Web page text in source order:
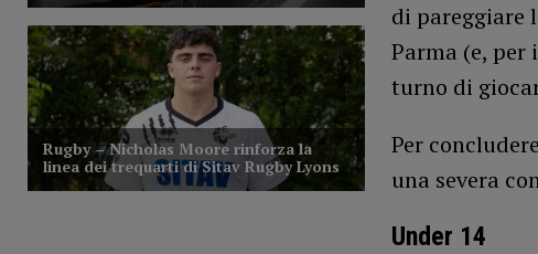
di pareggiare
Parma (e,
turno di
Per
una severa
Under 14